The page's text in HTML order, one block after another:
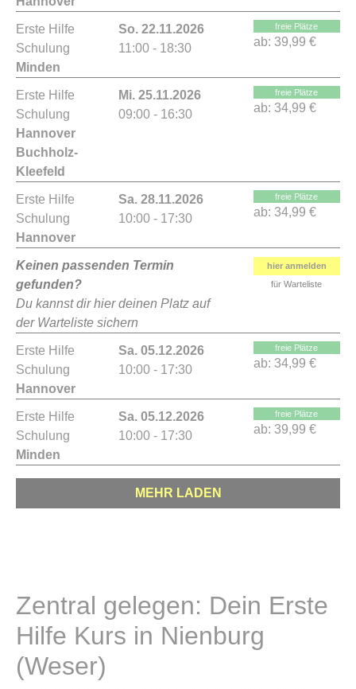
Erste Hilfe
Schulung
Minden
So. 22.11.2026
11:00 - 18:30
freie Plätze
ab: 39,99 €
Erste Hilfe
Schulung
Hannover
Buchholz-
Kleefeld
Mi. 25.11.2026
09:00 - 16:30
freie Plätze
ab: 34,99 €
Erste Hilfe
Schulung
Hannover
Sa. 28.11.2026
10:00 - 17:30
freie Plätze
ab: 34,99 €
Keinen passenden Termin
gefunden?
Du kannst dir hier deinen Platz auf
der Warteliste sichern
hier anmelden
für Warteliste
Erste Hilfe
Schulung
Hannover
Sa. 05.12.2026
10:00 - 17:30
freie Plätze
ab: 34,99 €
Erste Hilfe
Schulung
Minden
Sa. 05.12.2026
10:00 - 17:30
freie Plätze
ab: 39,99 €
MEHR LADEN
Zentral gelegen: Dein Erste
Hilfe Kurs in Nienburg
(Weser)